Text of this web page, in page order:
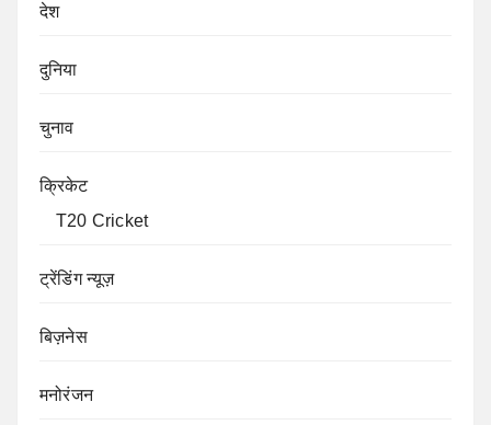
देश
दुनिया
चुनाव
क्रिकेट
T20 Cricket
ट्रेंडिंग न्यूज़
बिज़नेस
मनोरंजन